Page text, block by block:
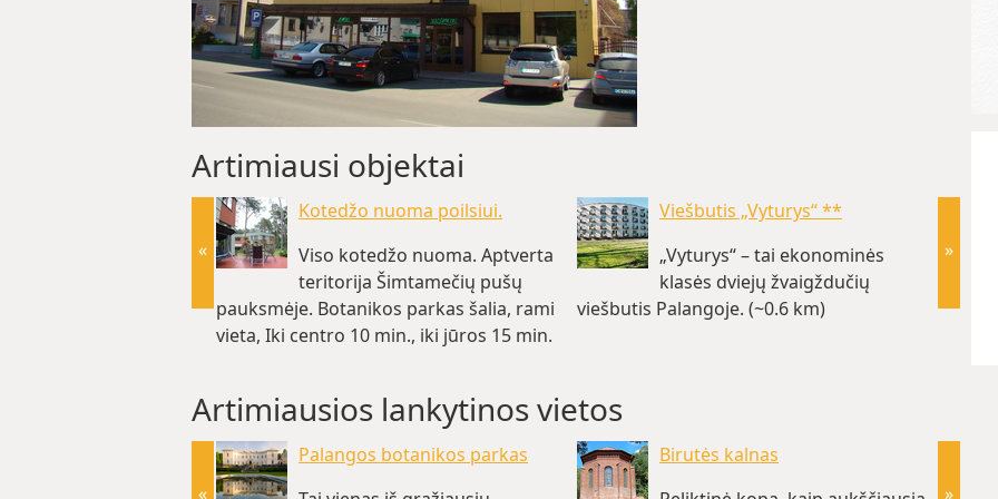
Artimiausi objektai
Kotedžo nuoma poilsiui.
Viso kotedžo nuoma. Aptverta
teritorija Šimtamečių pušų
pauksmėje. Botanikos parkas šalia, rami
vieta, Iki centro 10 min., iki jūros 15 min.
Viešbutis „Vyturys“ **
„Vyturys“ – tai ekonominės
klasės dviejų žvaigždučių
viešbutis Palangoje. (~0.6 km)
»
«
Artimiausios lankytinos vietos
Palangos botanikos parkas
Birutės kalnas
»
«